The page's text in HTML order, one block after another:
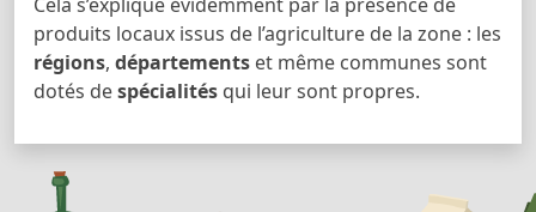
produits locaux issus de l’agriculture de la zone : les
régions, départements et même communes sont
dotés despécialités qui leur sont propres.